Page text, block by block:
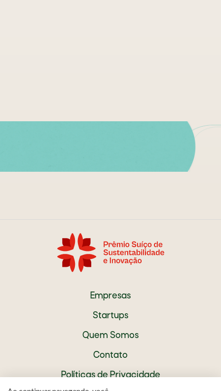
Empresas
Startups
Quem Somos
Contato
Políticas de Privacidade